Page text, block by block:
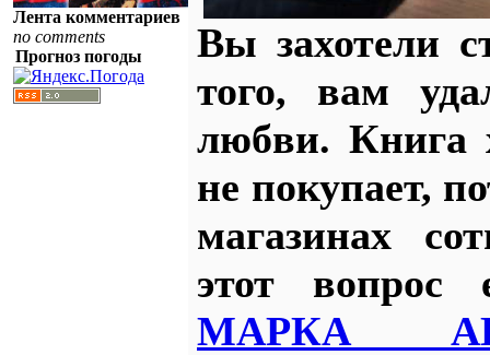
Лента комментариев
no comments
Прогноз погоды
Вы захотели
того, вам
любви. Книга
не покупает,
магазинах
этот вопрос
МАРКА